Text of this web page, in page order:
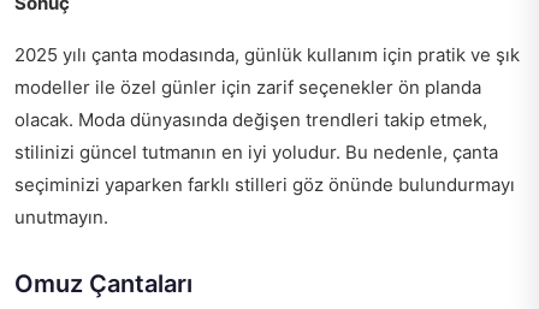
2025 yılı çanta modasında, günlük kullanım için pratik ve şık
modeller ile özel günler için zarif seçenekler ön planda
olacak. Moda dünyasında değişen trendleri takip etmek,
stilinizi güncel tutmanın en iyi yoludur. Bu nedenle, çanta
seçiminizi yaparken farklı stilleri göz önünde bulundurmayı
unutmayın.
Omuz Çantaları